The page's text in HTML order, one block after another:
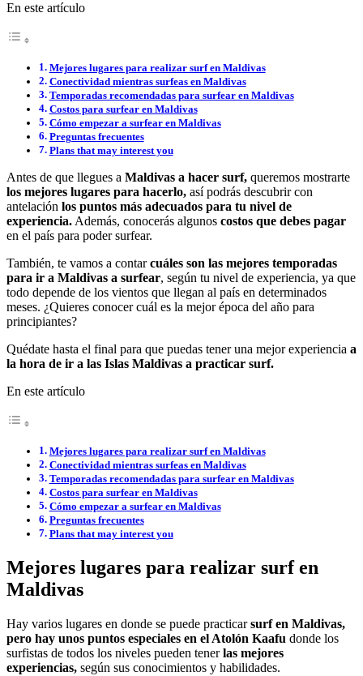
En este artículo
Mejores lugares para realizar surf en Maldivas
Conectividad mientras surfeas en Maldivas
Temporadas recomendadas para surfear en Maldivas
Costos para surfear en Maldivas
Cómo empezar a surfear en Maldivas
Preguntas frecuentes
Plans that may interest you
Antes de que llegues a Maldivas a hacer surf, queremos mostrarte
los mejores lugares para hacerlo, así podrás descubrir con
antelación los puntos más adecuados para tu nivel de
experiencia.Además, conocerás algunos costos que debes pagar
en el país para poder surfear.
También, te vamos a contarcuáles son las mejores temporadas
para ir a Maldivas a surfear, según tu nivel de experiencia, ya que
todo depende de los vientos que llegan al país en determinados
meses. ¿Quieres conocer cuál es la mejor época del año para
principiantes?
Quédate hasta el final para que puedas tener una mejor experiencia a
la hora de ir a las Islas Maldivas a practicar surf.
En este artículo
Mejores lugares para realizar surf en Maldivas
Conectividad mientras surfeas en Maldivas
Temporadas recomendadas para surfear en Maldivas
Costos para surfear en Maldivas
Cómo empezar a surfear en Maldivas
Preguntas frecuentes
Plans that may interest you
Mejores lugares para realizar surf en
Maldivas
Hay varios lugares en donde se puede practicarsurf en Maldivas,
pero hay unos puntos especiales en el Atolón Kaafu donde los
surfistas de todos los niveles pueden tenerlas mejores
experiencias, según sus conocimientos y habilidades.